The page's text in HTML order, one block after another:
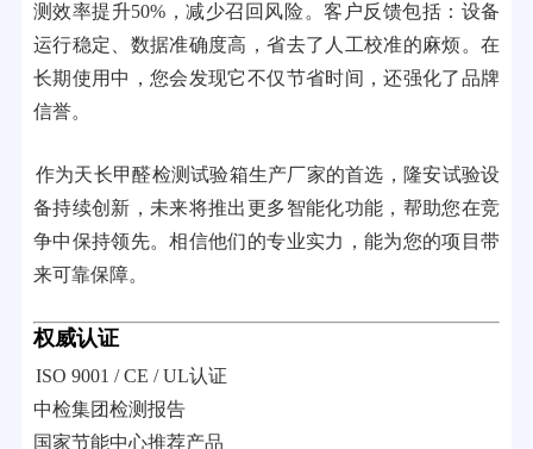
测效率提升50%，减少召回风险。客户反馈包括：设备
运行稳定、数据准确度高，省去了人工校准的麻烦。在
长期使用中，您会发现它不仅节省时间，还强化了品牌
信誉。
作为天长甲醛检测试验箱生产厂家的首选，隆安试验设
备持续创新，未来将推出更多智能化功能，帮助您在竞
争中保持领先。相信他们的专业实力，能为您的项目带
来可靠保障。
权威认证
ISO 9001 / CE / UL认证
中检集团检测报告
国家节能中心推荐产品